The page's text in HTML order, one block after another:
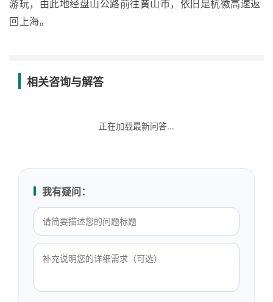
游玩，由此地经盘山公路前往黄山市，依旧是杭徽高速返
回上海。
相关咨询与解答
正在加载最新问答...
我有疑问：